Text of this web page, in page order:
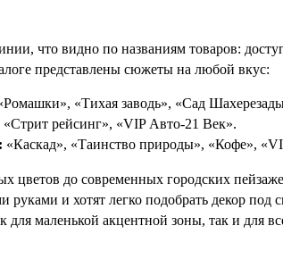
что видно по названиям товаров:
представлены сюжеты на любой вкус:
«Тихая заводь», «Сад
«Стрит рейсинг», «VIP Авто-21 Век».
«Каскад», «Таинство природы», «Кофе»,
до современных городских
руками и хотят легко подобрать декор
для маленькой акцентной зоны, так и для